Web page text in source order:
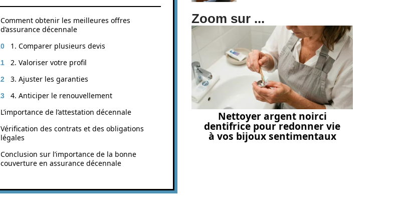
Comment obtenir les meilleures offres
d’assurance décennale
1. Comparer plusieurs devis
2. Valoriser votre profil
3. Ajuster les garanties
4. Anticiper le renouvellement
L’importance de l’attestation décennale
Vérification des contrats et des obligations
légales
Conclusion sur l’importance de la bonne
couverture en assurance décennale
Zoom sur ...
Nettoyer argent noirci
dentifrice pour redonner vie
à vos bijoux sentimentaux